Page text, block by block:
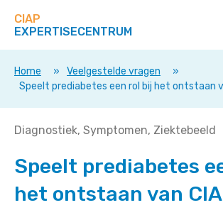
direct
op
deze
CIAP
EXPERTISECENTRUM
Home » Veelgestelde vragen
»
Speelt prediabetes een rol bij het ontstaan
Speelt
een
bij
Diagnostiek Symptomen Ziektebeeld
Speelt prediabetes
het ontstaan van